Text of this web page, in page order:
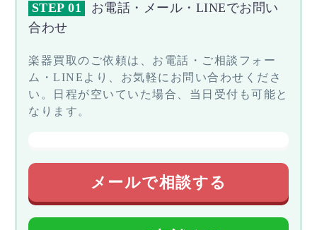
STEP 01
お電話・メール・LINEでお問い
合わせ
楽器買取のご依頼は、お電話・ご相談フォー
ム・LINEより、お気軽にお問い合わせくださ
い。日程が空いていた場合、当日受付も可能と
なります。
メールで相談する